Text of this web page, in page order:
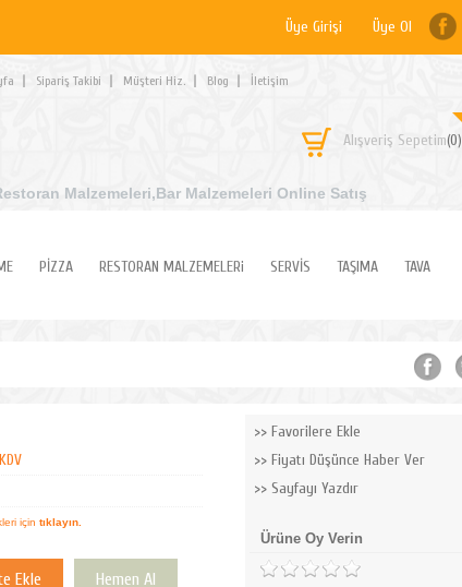
Üye Girişi Üye Ol
Sipariş Takibi Müşteri Hiz. Blog İletişim
Alışveriş Sepetim(0)
Malzemeleri,Bar Malzemeleri Online Satış
PİZZA RESTORAN MALZEMELERi SERVİS TAŞIMA TAVA
için tıklayın.
Favorilere Ekle
Fiyatı Düşünce Haber Ver
Sayfayı Yazdır
Ürüne Oy Verin